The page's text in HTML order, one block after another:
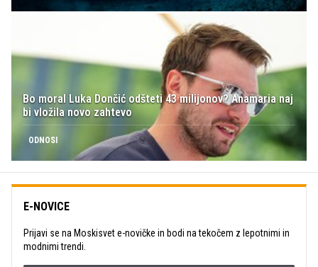
Bo moral Luka Dončić odšteti 43 milijonov? Anamaria naj
bi vložila novo zahtevo
ODNOSI
E-NOVICE
Prijavi se na Moskisvet e-novičke in bodi na tekočem z lepotnimi in
modnimi trendi.